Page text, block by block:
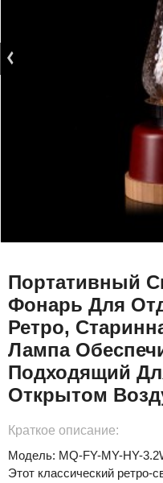
Портативный
Фонарь Для
Ретро,
Лампа
Подходящий
Открытом
Краткое описание:
Модель: MQ-FY-MY-HY-
Этот классический ретро-